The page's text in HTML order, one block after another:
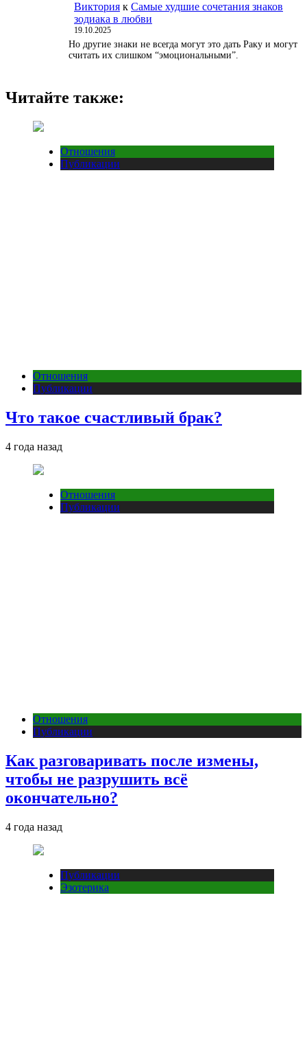
Виктория к Самые худшие сочетания знаков
зодиака в любви
19.10.2025
Но другие знаки не всегда могут это дать Раку и могут
считать их слишком “эмоциональными”.
Читайте также:
Отношения
Публикации
Отношения
Публикации
Что такое счастливый брак?
4 года назад
Отношения
Публикации
Отношения
Публикации
Как разговаривать после измены,
чтобы не разрушить всё
окончательно?
4 года назад
Публикации
Эзотерика